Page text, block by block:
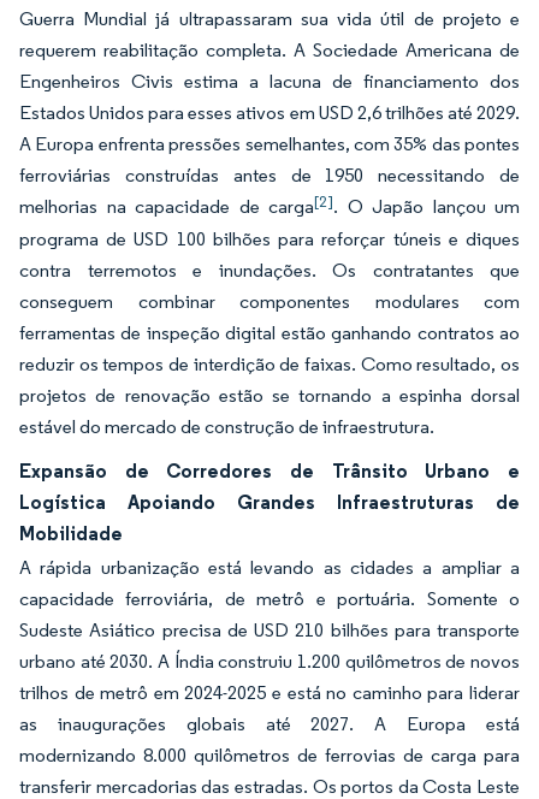
Guerra Mundial já ultrapassaram sua vida útil de projeto e
requerem reabilitação completa. A Sociedade Americana de
Engenheiros Civis estima a lacuna de financiamento dos
Estados Unidos para esses ativos em USD 2,6 trilhões até 2029.
A Europa enfrenta pressões semelhantes, com 35% das pontes
ferroviárias construídas antes de 1950 necessitando de
melhorias na capacidade de carga[2]. O Japão lançou um
programa de USD 100 bilhões para reforçar túneis e diques
contra terremotos e inundações. Os contratantes que
conseguem combinar componentes modulares com
ferramentas de inspeção digital estão ganhando contratos ao
reduzir os tempos de interdição de faixas. Como resultado, os
projetos de renovação estão se tornando a espinha dorsal
estável do mercado de construção de infraestrutura.
Expansão de Corredores de Trânsito Urbano e
Logística Apoiando Grandes Infraestruturas de
Mobilidade
A rápida urbanização está levando as cidades a ampliar a
capacidade ferroviária, de metrô e portuária. Somente o
Sudeste Asiático precisa de USD 210 bilhões para transporte
urbano até 2030. A Índia construiu 1.200 quilômetros de novos
trilhos de metrô em 2024-2025 e está no caminho para liderar
as inaugurações globais até 2027. A Europa está
modernizando 8.000 quilômetros de ferrovias de carga para
transferir mercadorias das estradas. Os portos da Costa Leste